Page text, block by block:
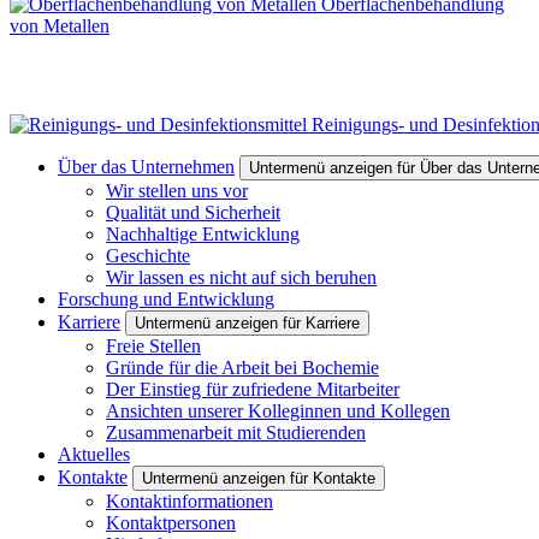
Oberflächenbehandlung
von Metallen
Reinigungs- und
Über das Unternehmen Untermenü anzeigen für Über das
Wir stellen uns vor
Qualität und Sicherheit
Nachhaltige Entwicklung
Geschichte
Wir lassen es nicht auf sich beruhen
Forschung und Entwicklung
Karriere
Untermenü anzeigen für Karriere
Freie Stellen
Gründe für die Arbeit bei Bochemie
Der Einstieg für zufriedene Mitarbeiter
Ansichten unserer Kolleginnen und Kollegen
Zusammenarbeit mit Studierenden
Aktuelles
Kontakte
Untermenü anzeigen für Kontakte
Kontaktinformationen
Kontaktpersonen